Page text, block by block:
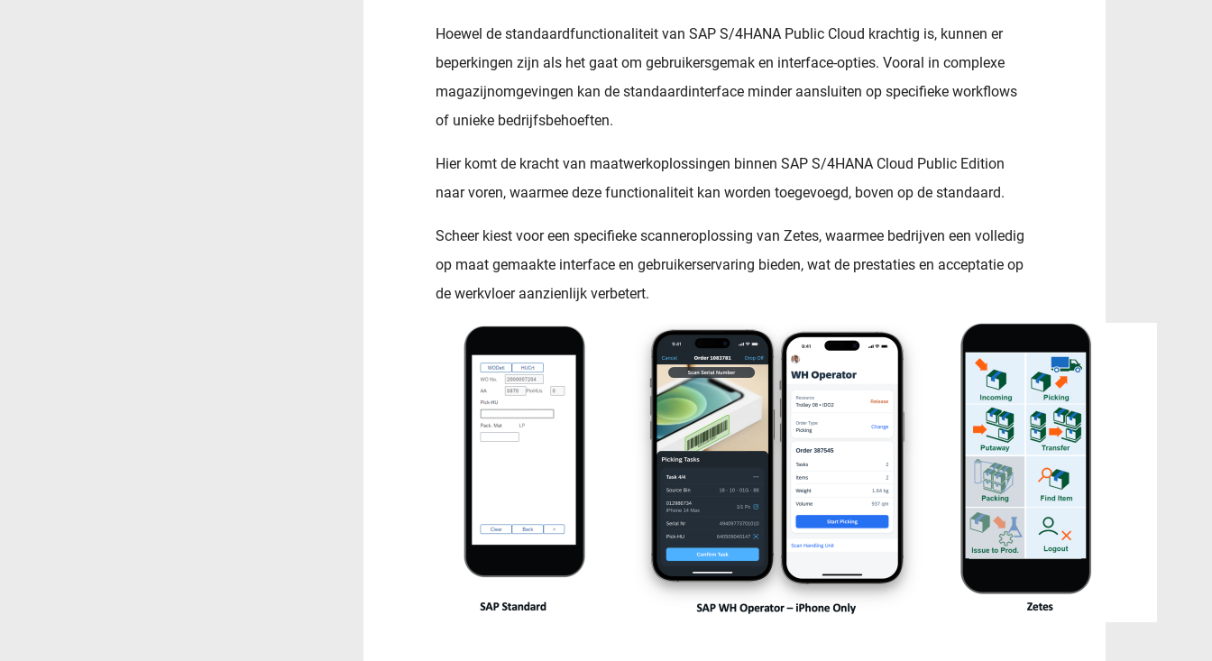
Hoewel de standaardfunctionaliteit van SAP S/4HANA Public Cloud krachtig is, kunnen er
beperkingen zijn als het gaat om gebruikersgemak en interface-opties. Vooral in complexe
magazijnomgevingen kan de standaardinterface minder aansluiten op specifieke workflows
of unieke bedrijfsbehoeften.
Hier komt de kracht van maatwerkoplossingen binnen SAP S/4HANA Cloud Public Edition
naar voren, waarmee deze functionaliteit kan worden toegevoegd, boven op de standaard.
Scheer kiest voor een specifieke scanneroplossing van Zetes, waarmee bedrijven een volledig
op maat gemaakte interface en gebruikerservaring bieden, wat de prestaties en acceptatie op
de werkvloer aanzienlijk verbetert.